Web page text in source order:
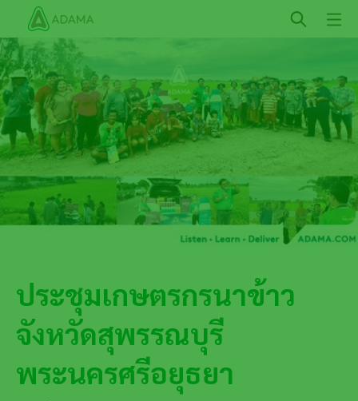
ยัง
เนื้อหา
หลัก
ประชุมเกษตรกรนาข้าว
จังหวัดสุพรรณบุรี
พระนครศรีอยุธยา